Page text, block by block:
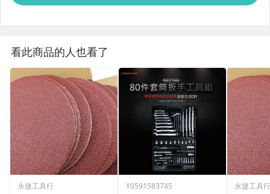
看此商品的人也看了
永捷工具行 Y0591583745 永捷工具行